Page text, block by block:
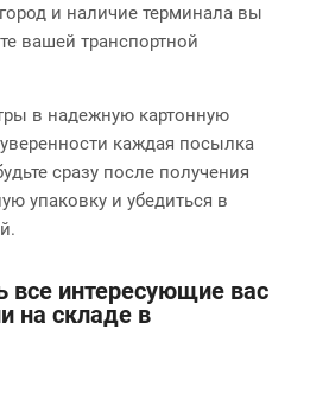
и наличие терминала вы
вашей транспортной
в надежную картонную
каждая посылка
сразу после получения
упаковку и убедиться в
интересующие вас
на складе в